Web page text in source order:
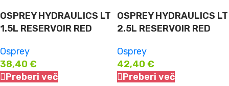
OSPREY HYDRAULICS LT
1.5L RESERVOIR RED
Osprey
38,40 €
Preberi več
OSPREY HYDRAULICS LT
2.5L RESERVOIR RED
Osprey
42,40 €
Preberi več